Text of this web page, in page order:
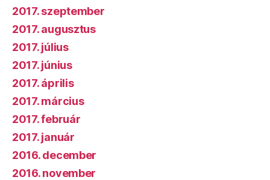
2017. szeptember
2017. augusztus
2017. július
2017. június
2017. április
2017. március
2017. február
2017. január
2016. december
2016. november